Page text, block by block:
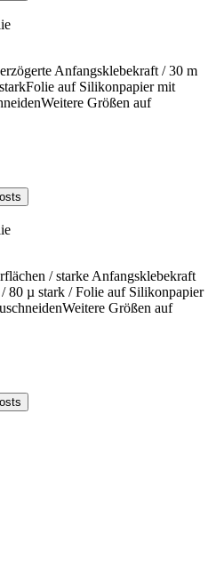
Anfangsklebekraft / 30 m
auf Silikonpapier mit
Größen auf
/ starke Anfangsklebekraft
80 µ stark / Folie auf Silikonpapier
Größen auf